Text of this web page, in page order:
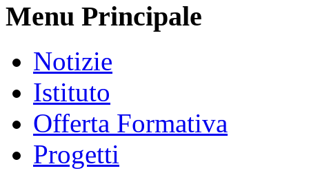
Menu Principale
Notizie
Istituto
Offerta Formativa
Progetti